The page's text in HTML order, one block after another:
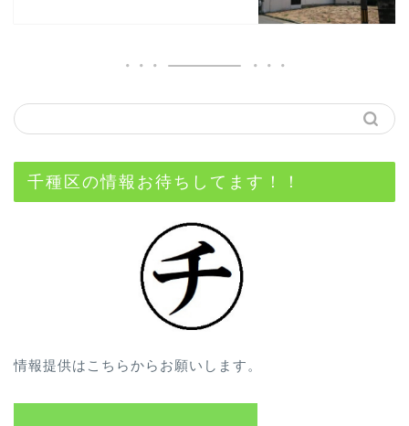
千種区の情報お待ちしてます！！
情報提供はこちらからお願いします。